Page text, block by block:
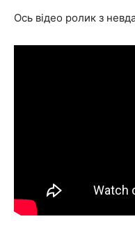
Ось відео ролик з